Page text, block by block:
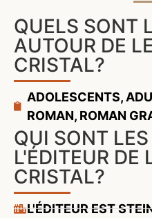
QUELS SONT
AUTOUR DE
CRISTAL?
ADOLESCENTS,
ROMAN, ROMAN
QUI SONT
L'ÉDITEUR DE
CRISTAL?
L'ÉDITEUR EST